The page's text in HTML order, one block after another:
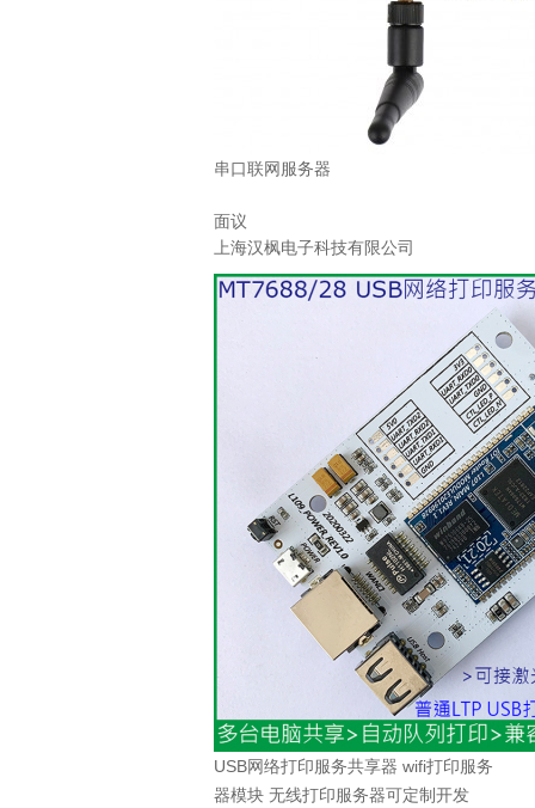
串口联网服务器
面议
上海汉枫电子科技有限公司
USB网络打印服务共享器 wifi打印服务
器模块 无线打印服务器可定制开发